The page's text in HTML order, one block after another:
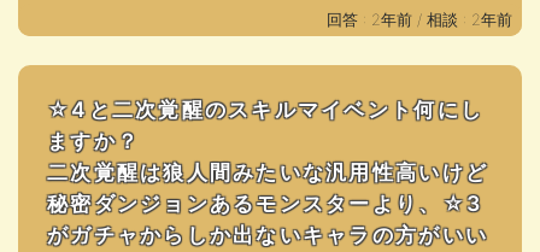
回答 : 2年前 / 相談 : 2年前
☆4と二次覚醒のスキルマイベント何にし
ますか？
二次覚醒は狼人間みたいな汎用性高いけど
秘密ダンジョンあるモンスターより、☆3
がガチャからしか出ないキャラの方がいい